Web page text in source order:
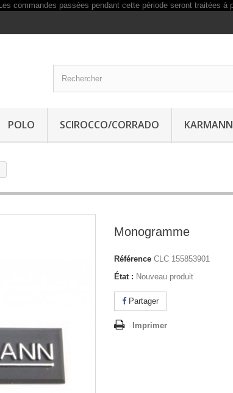
POLO SCIROCCO/CORRADO KARMANN
Monogramme
Référence CLC 155853901
État : Nouveau produit
Partager
Imprimer